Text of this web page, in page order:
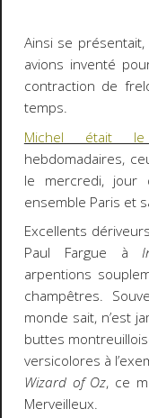
Ainsi se
avions inventé
contraction de
temps.
Michel était le
hebdomadaires,
le mercredi, jour
ensemble Paris et
Excellents
Paul Fargue à
arpentions
champêtres.
monde sait, n’est
buttes
versicolores à
Wizard of Oz, ce
Merveilleux.